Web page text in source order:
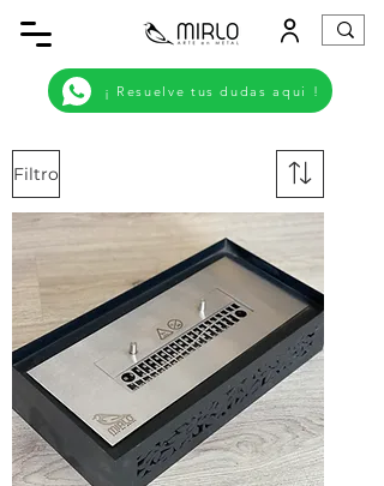
¡ Resuelve tus dudas aqui !
Filtro